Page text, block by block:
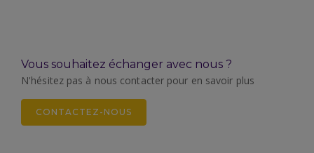
Vous souhaitez échanger avec nous ?
N'hésitez pas à nous contacter pour en savoir plus
CONTACTEZ-NOUS